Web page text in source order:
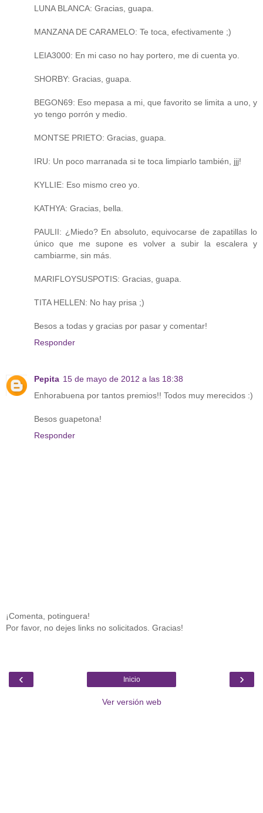
LUNA BLANCA: Gracias, guapa.
MANZANA DE CARAMELO: Te toca, efectivamente ;)
LEIA3000: En mi caso no hay portero, me di cuenta yo.
SHORBY: Gracias, guapa.
BEGON69: Eso mepasa a mi, que favorito se limita a uno, y
yo tengo porrón y medio.
MONTSE PRIETO: Gracias, guapa.
IRU: Un poco marranada si te toca limpiarlo también, jjj!
KYLLIE: Eso mismo creo yo.
KATHYA: Gracias, bella.
PAULII: ¿Miedo? En absoluto, equivocarse de zapatillas lo
único que me supone es volver a subir la escalera y
cambiarme, sin más.
MARIFLOYSUSPOTIS: Gracias, guapa.
TITA HELLEN: No hay prisa ;)
Besos a todas y gracias por pasar y comentar!
Responder
Pepita 15 de mayo de 2012 a las 18:38
Enhorabuena por tantos premios!! Todos muy merecidos :)
Besos guapetona!
Responder
¡Comenta, potinguera!
Por favor, no dejes links no solicitados. Gracias!
‹ ›
Inicio
Ver versión web